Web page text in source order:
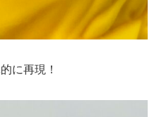
に再現！